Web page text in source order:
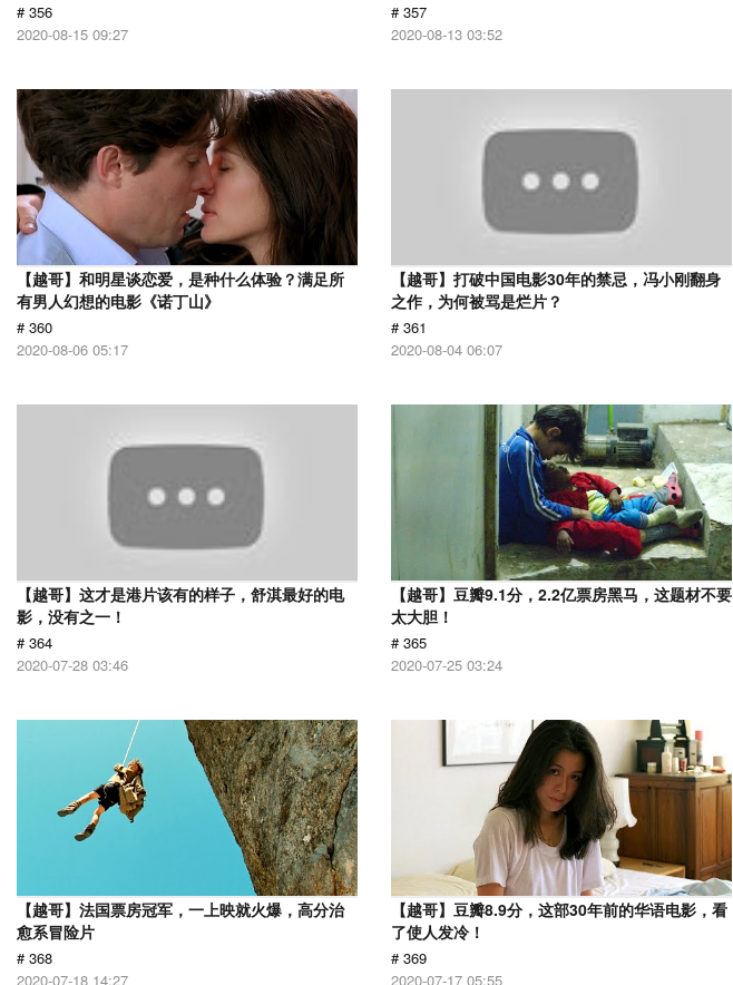
# 356
2020-08-15 09:27
# 357
2020-08-13 03:52
【越哥】和明星谈恋爱，是种什么体验？满足所
有男人幻想的电影《诺丁山》
# 360
2020-08-06 05:17
【越哥】打破中国电影30年的禁忌，冯小刚翻身
之作，为何被骂是烂片？
# 361
2020-08-04 06:07
【越哥】这才是港片该有的样子，舒淇最好的电
影，没有之一！
# 364
2020-07-28 03:46
【越哥】豆瓣9.1分，2.2亿票房黑马，这题材不要
太大胆！
# 365
2020-07-25 03:24
【越哥】法国票房冠军，一上映就火爆，高分治
愈系冒险片
# 368
2020-07-18 14:27
【越哥】豆瓣8.9分，这部30年前的华语电影，看
了使人发冷！
# 369
2020-07-17 05:55